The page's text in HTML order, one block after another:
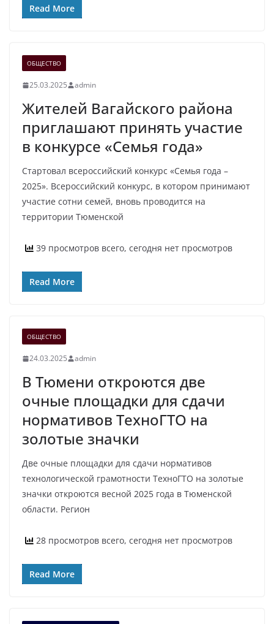
Read More
ОБЩЕСТВО
25.03.2025 admin
Жителей Вагайского района
приглашают принять участие
в конкурсе «Семья года»
Стартовал всероссийский конкурс «Семья года –
2025». Всероссийский конкурс, в котором принимают
участие сотни семей, вновь проводится на
территории Тюменской
39 просмотров всего, сегодня нет просмотров
Read More
ОБЩЕСТВО
24.03.2025 admin
В Тюмени откроются две
очные площадки для сдачи
нормативов ТехноГТО на
золотые значки
Две очные площадки для сдачи нормативов
технологической грамотности ТехноГТО на золотые
значки откроются весной 2025 года в Тюменской
области. Регион
28 просмотров всего, сегодня нет просмотров
Read More